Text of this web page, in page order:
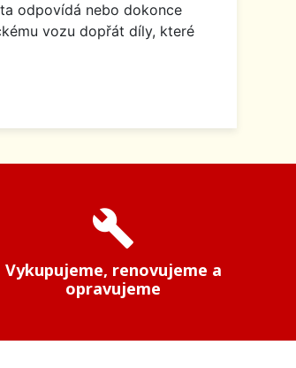
odpovídá nebo dokonce
vozu dopřát díly, které
build
Vykupujeme, renovujeme a
opravujeme